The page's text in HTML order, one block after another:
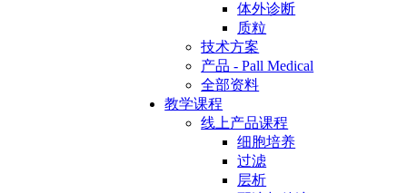
体外诊断
质粒
技术方案
产品 - Pall Medical
全部资料
教学课程
线上产品课程
细胞培养
过滤
层析